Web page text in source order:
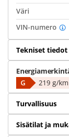
Väri
VIN-numero
Tekniset tiedot
G
219 g/km
Turvallisuus
Sisätilat ja